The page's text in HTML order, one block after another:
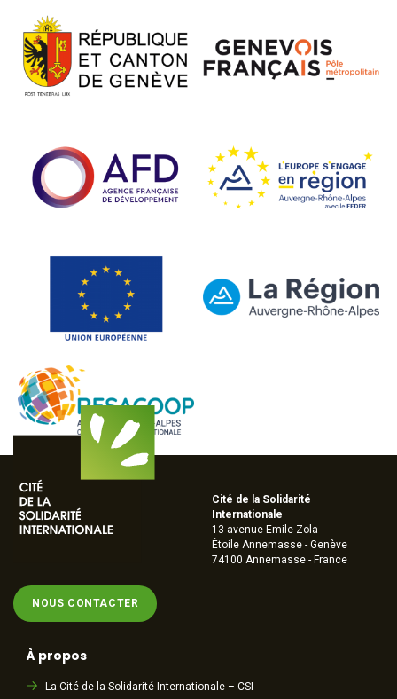
NOUS CONTACTER
Cité de la Solidarité
Internationale
13 avenue Emile Zola
Étoile Annemasse - Genève
74100 Annemasse - France
À propos
La Cité de la Solidarité Internationale – CSI